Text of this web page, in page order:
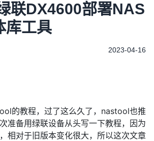
联DX4600部署NAS
库工具
2023-04-16
的教程，过了这么久了，nastool也推
准备用绿联设备从头写一下教程，因为
相对于旧版本变化很大，所以这次文章